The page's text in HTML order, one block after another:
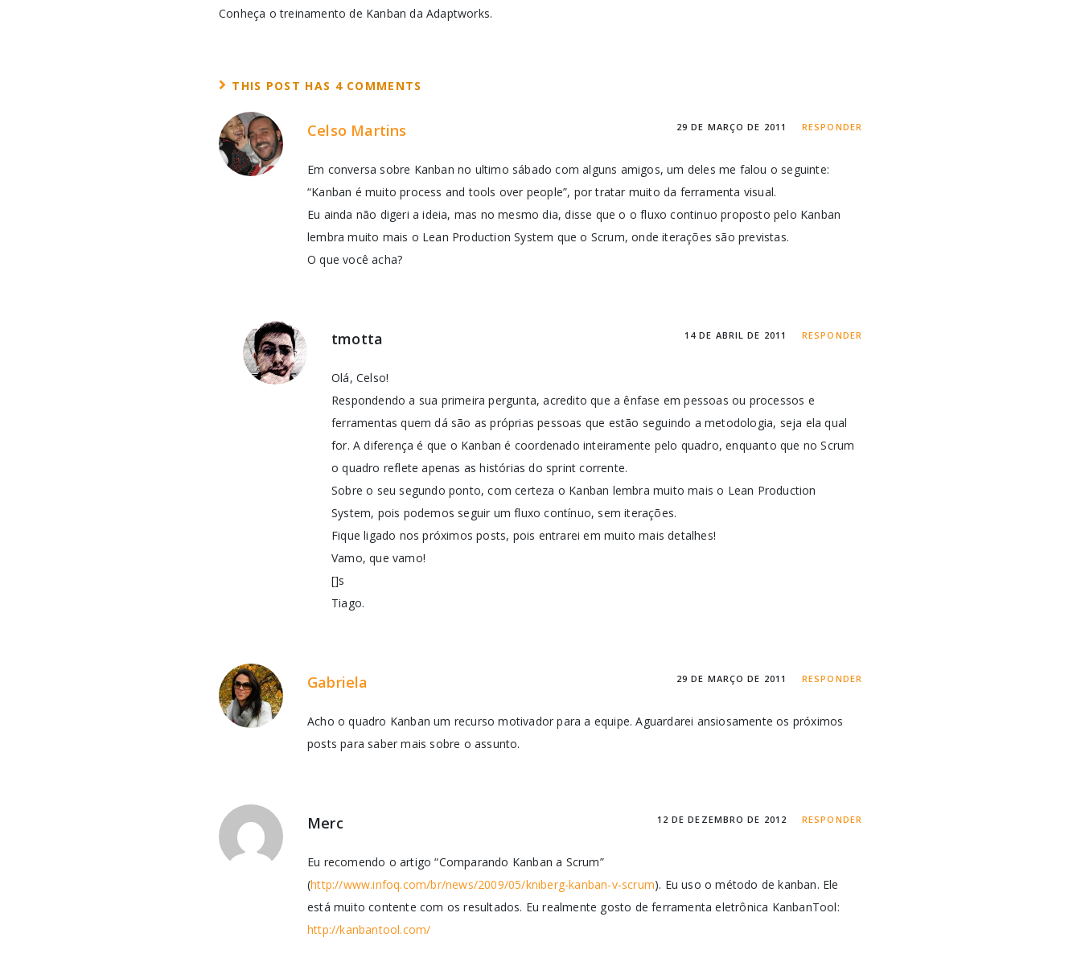
Conheça o treinamento de Kanban da Adaptworks.
THIS POST HAS 4 COMMENTS
Celso Martins 29 DE MARÇO DE 2011 RESPONDER
Em conversa sobre Kanban no ultimo sábado com alguns amigos, um deles me falou o seguinte:
“Kanban é muito process and tools over people”, por tratar muito da ferramenta visual.
Eu ainda não digeri a ideia, mas no mesmo dia, disse que o o fluxo continuo proposto pelo Kanban
lembra muito mais o Lean Production System que o Scrum, onde iterações são previstas.
O que você acha?
tmotta 14 DE ABRIL DE 2011 RESPONDER
Olá, Celso!
Respondendo a sua primeira pergunta, acredito que a ênfase em pessoas ou processos e
ferramentas quem dá são as próprias pessoas que estão seguindo a metodologia, seja ela qual
for. A diferença é que o Kanban é coordenado inteiramente pelo quadro, enquanto que no Scrum
o quadro reflete apenas as histórias do sprint corrente.
Sobre o seu segundo ponto, com certeza o Kanban lembra muito mais o Lean Production
System, pois podemos seguir um fluxo contínuo, sem iterações.
Fique ligado nos próximos posts, pois entrarei em muito mais detalhes!
Vamo, que vamo!
[]s
Tiago.
Gabriela 29 DE MARÇO DE 2011 RESPONDER
Acho o quadro Kanban um recurso motivador para a equipe. Aguardarei ansiosamente os próximos
posts para saber mais sobre o assunto.
Merc 12 DE DEZEMBRO DE 2012 RESPONDER
Eu recomendo o artigo “Comparando Kanban a Scrum”
(http://www.infoq.com/br/news/2009/05/kniberg-kanban-v-scrum). Eu uso o método de kanban. Ele
está muito contente com os resultados. Eu realmente gosto de ferramenta eletrônica KanbanTool:
http://kanbantool.com/